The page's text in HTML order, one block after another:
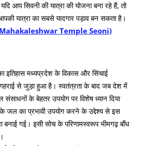
आप सिवनी की यात्रा की योजना बना रहे हैं, तो
यात्रा का सबसे यादगार पड़ाव बन सकता है।
(Mahakaleshwar Temple Seoni)
इतिहास मध्यप्रदेश के विकास और सिंचाई
से जुड़ा हुआ है। स्वतंत्रता के बाद जब देश में
के बेहतर उपयोग पर विशेष ध्यान दिया
जल का प्रभावी उपयोग करने के उद्देश्य से इस
बनाई गई। इसी सोच के परिणामस्वरूप भीमगढ़ बाँध